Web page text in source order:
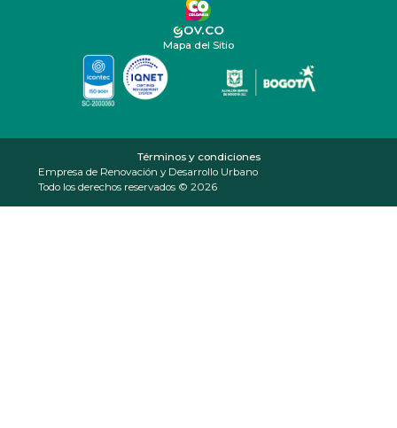
Mapa del Sitio
Términos y condiciones
Empresa de Renovación y Desarrollo Urbano
Todo los derechos reservados © 2026